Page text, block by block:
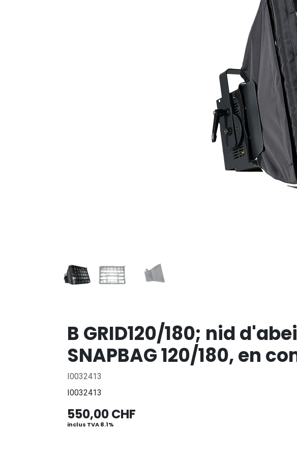
B GRID120/180; nid
SNAPBAG 120/180, en
I0032413
I0032413
550,00CHF
inclus TVA 8.1%